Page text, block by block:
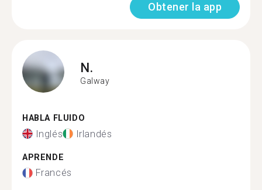
Obtener la app
N.
Galway
HABLA FLUIDO
Inglés Irlandés
APRENDE
Francés